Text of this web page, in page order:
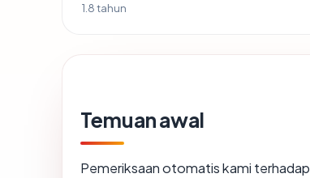
1.8 tahun
Temuan awal
Pemeriksaan otomatis kami terhadap